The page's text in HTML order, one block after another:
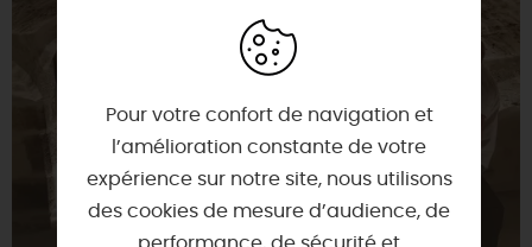
Pour votre confort de navigation et
l’amélioration constante de votre
expérience sur notre site, nous utilisons
des cookies de mesure d’audience, de
performance, de sécurité et